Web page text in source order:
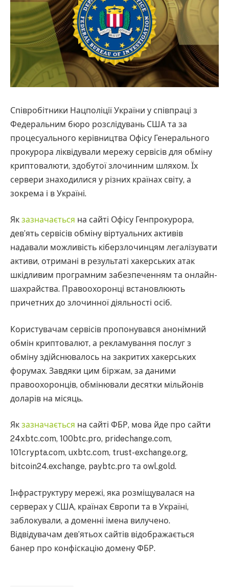
Співробітники Нацполіції України у співпраці з
Федеральним бюро розслідувань США та за
процесуального керівництва Офісу Генерального
прокурора ліквідували мережу сервісів для обміну
криптовалюти, здобутої злочинним шляхом. Їх
сервери знаходилися у різних країнах світу, а
зокрема і в Україні.
Як зазначається на сайті Офісу Генпрокурора,
дев’ять сервісів обміну віртуальних активів
надавали можливість кіберзлочинцям легалізувати
активи, отримані в результаті хакерських атак
шкідливим програмним забезпеченням та онлайн-
шахрайства. Правоохоронці встановлюють
причетних до злочинної діяльності осіб.
Користувачам сервісів пропонувався анонімний
обмін криптовалют, а рекламування послуг з
обміну здійснювалось на закритих хакерських
форумах. Завдяки цим біржам, за даними
правоохоронців, обмінювали десятки мільйонів
доларів на місяць.
Як зазначається на сайті ФБР, мова йде про сайти
24xbtc.com, 100btc.pro, pridechange.com,
101crypta.com, uxbtc.com, trust-exchange.org,
bitcoin24.exchange, paybtc.pro та owl.gold.
Інфраструктуру мережі, яка розміщувалася на
серверах у США, країнах Європи та в Україні,
заблокували, а доменні імена вилучено.
Відвідувачам дев’ятьох сайтів відображається
банер про конфіскацію домену ФБР.